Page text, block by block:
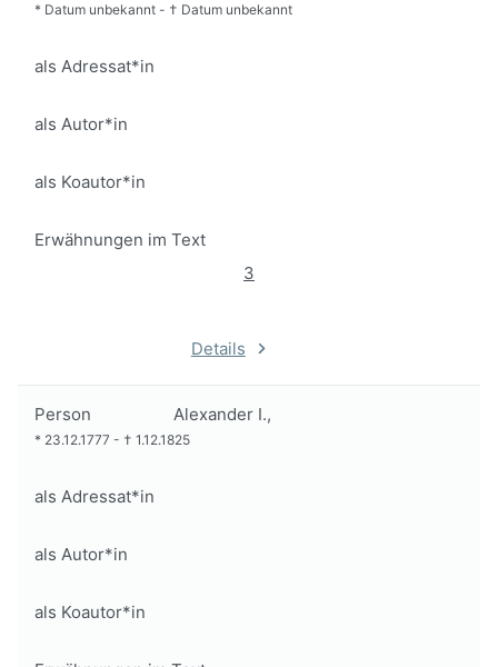
* Datum unbekannt - † Datum unbekannt
als Adressat*in
als Autor*in
als Koautor*in
Erwähnungen im Text
3
Details
Person Alexander I.,
* 23.12.1777 - † 1.12.1825
als Adressat*in
als Autor*in
als Koautor*in